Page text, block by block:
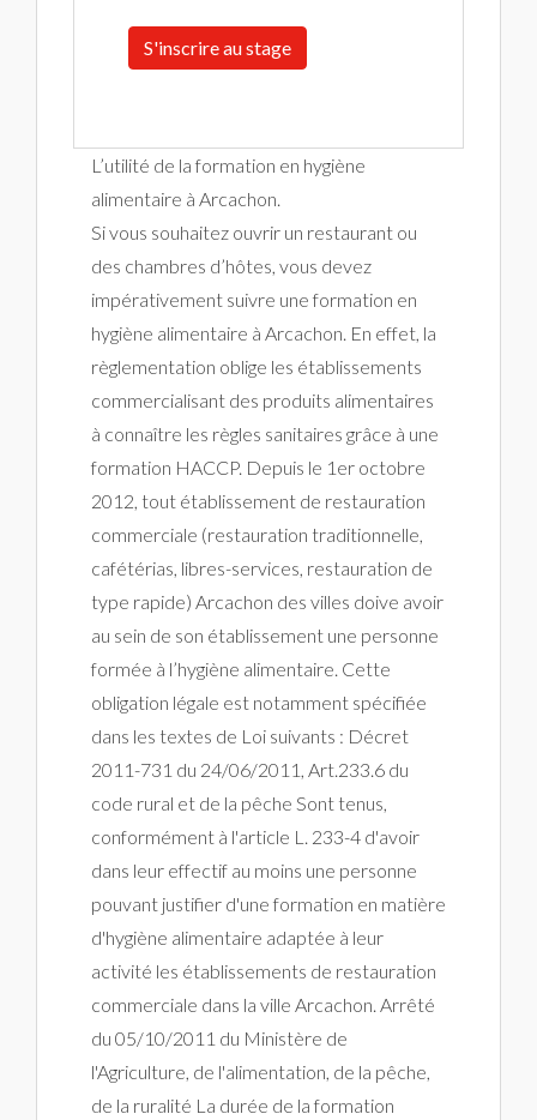
S'inscrire au stage
L’utilité de la formation en hygiène
alimentaire à Arcachon.
Si vous souhaitez ouvrir un restaurant ou
des chambres d’hôtes, vous devez
impérativement suivre une formation en
hygiène alimentaire à Arcachon. En effet, la
règlementation oblige les établissements
commercialisant des produits alimentaires
à connaître les règles sanitaires grâce à une
formation HACCP. Depuis le 1er octobre
2012, tout établissement de restauration
commerciale (restauration traditionnelle,
cafétérias, libres-services, restauration de
type rapide) Arcachon des villes doive avoir
au sein de son établissement une personne
formée à l’hygiène alimentaire. Cette
obligation légale est notamment spécifiée
dans les textes de Loi suivants : Décret
2011-731 du 24/06/2011, Art.233.6 du
code rural et de la pêche Sont tenus,
conformément à l'article L. 233-4 d'avoir
dans leur effectif au moins une personne
pouvant justifier d'une formation en matière
d'hygiène alimentaire adaptée à leur
activité les établissements de restauration
commerciale dans la ville Arcachon. Arrêté
du 05/10/2011 du Ministère de
l'Agriculture, de l'alimentation, de la pêche,
de la ruralité La durée de la formation